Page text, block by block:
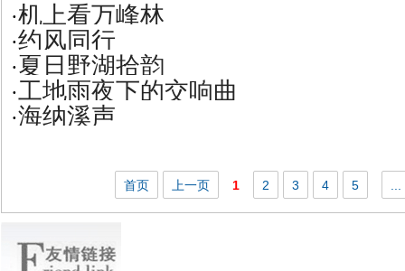
·机上看万峰林
·约风同行
·夏日野湖拾韵
·工地雨夜下的交响曲
·海纳溪声
首页 上一页 1 2 3 4 5